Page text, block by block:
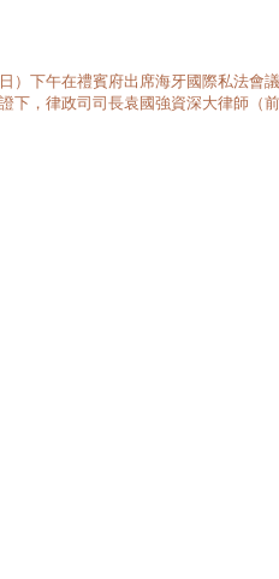
）下午在禮賓府出席海牙國際私法
下，律政司司長袁國強資深大律師